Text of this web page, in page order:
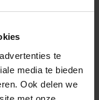
te
media te bieden
Ook delen we